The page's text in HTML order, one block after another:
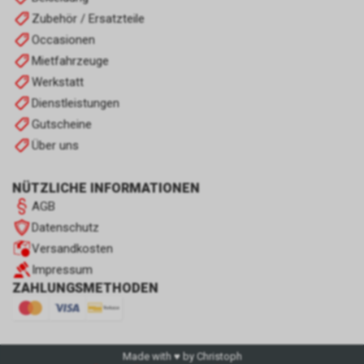
Zubehör / Ersatzteile
Occasionen
Mietfahrzeuge
Werkstatt
Dienstleistungen
Gutscheine
Über uns
NÜTZLICHE INFORMATIONEN
AGB
Datenschutz
Versandkosten
Impressum
ZAHLUNGSMETHODEN
Made with ♥ by Christoph